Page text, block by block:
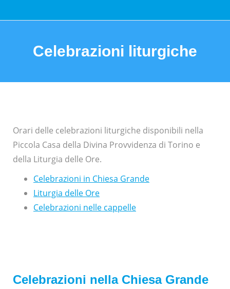
Celebrazioni liturgiche
Orari delle celebrazioni liturgiche disponibili nella
Piccola Casa della Divina Provvidenza di Torino e
della Liturgia delle Ore.
Celebrazioni in Chiesa Grande
Liturgia delle Ore
Celebrazioni nelle cappelle
Celebrazioni nella Chiesa Grande